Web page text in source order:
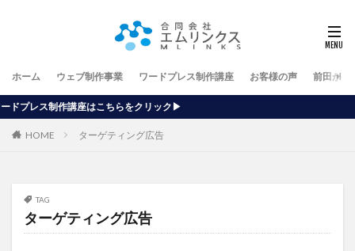
ホーム ウェブ制作事業 ワードプレス制作講座 お客様の声 前田が行
ちらをクリック▶
HOME ターゲティング広告
TAG
ターゲティング広告